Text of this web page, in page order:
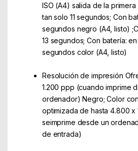
ISO (A4) salida de la
tan solo 11 segundos; Con
segundos negro (A4, listo)
13 segundos; Con batería:
segundos color (A4, listo)
Resolución de impresión
1.200 ppp (cuando imprime
ordenador) Negro; Color
optimizada de hasta 4.800 x
seimprime desde un
de entrada)